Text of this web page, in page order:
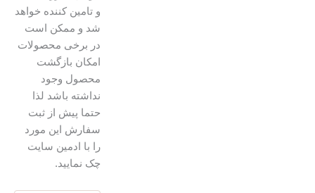
و تامین کننده خواهد
شد و ممکن است
در برخی محصولات
امکان بازگشت
محصول وجود
نداشته باشد لذا
حتما پیش از ثبت
سفارش این مورد
را با ادمین سایت
چک نمایید.